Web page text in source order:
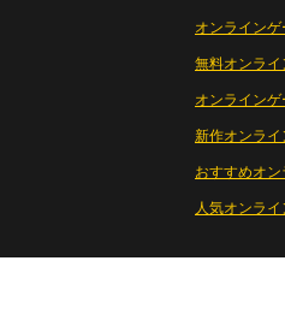
オンラインゲ
無料オンライ
オンライン
新作オンライ
おすすめオ
人気オンラ